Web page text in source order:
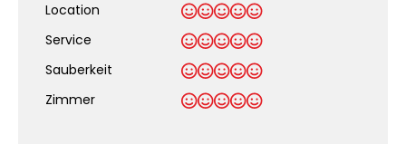
Location
Service
Sauberkeit
Zimmer